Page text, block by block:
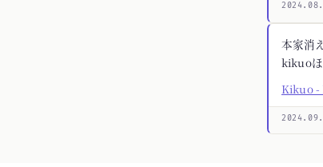
本家消
kikuoほ
Kikuo -